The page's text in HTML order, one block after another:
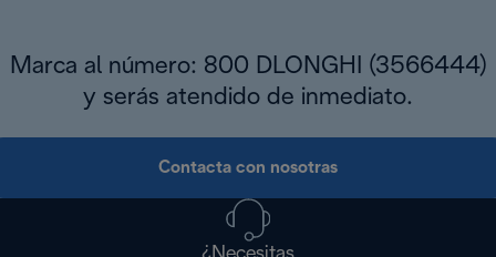
Marca al número: 800 DLONGHI (3566444)
y serás atendido de inmediato.
Contacta con nosotras